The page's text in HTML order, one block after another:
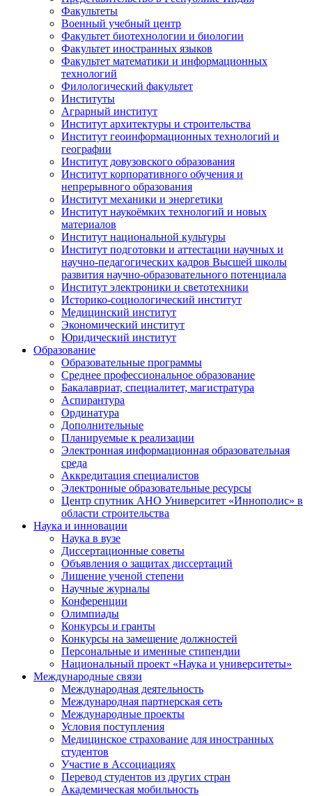
Факультеты
Военный учебный центр
Факультет биотехнологии и биологии
Факультет иностранных языков
Факультет математики и информационных
технологий
Филологический факультет
Институты
Аграрный институт
Институт архитектуры и строительства
Институт геоинформационных технологий и
географии
Институт довузовского образования
Институт корпоративного обучения и
непрерывного образования
Институт механики и энергетики
Институт наукоёмких технологий и новых
материалов
Институт национальной культуры
Институт подготовки и аттестации научных и
научно-педагогических кадров Высшей школы
развития научно-образовательного потенциала
Институт электроники и светотехники
Историко-социологический институт
Медицинский институт
Экономический институт
Юридический институт
Образование
Образовательные программы
Среднее профессиональное образование
Бакалавриат, специалитет, магистратура
Аспирантура
Ординатура
Дополнительные
Планируемые к реализации
Электронная информационная образовательная
среда
Аккредитация специалистов
Электронные образовательные ресурсы
Центр спутник АНО Университет «Иннополис» в
области строительства
Наука и инновации
Наука в вузе
Диссертационные советы
Объявления о защитах диссертаций
Лишение ученой степени
Научные журналы
Конференции
Олимпиады
Конкурсы и гранты
Конкурсы на замещение должностей
Персональные и именные стипендии
Национальный проект «Наука и университеты»
Международные связи
Международная деятельность
Международная партнерская сеть
Международные проекты
Условия поступления
Медицинское страхование для иностранных
студентов
Участие в Ассоциациях
Перевод студентов из других стран
Академическая мобильность